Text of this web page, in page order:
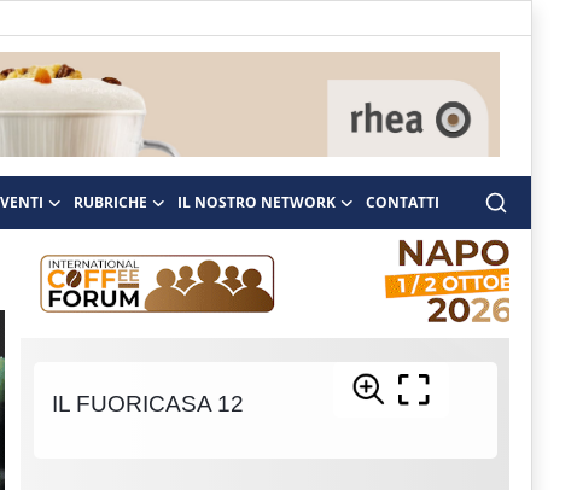
RUBRICHE IL NOSTRO NETWORK CONTATTI